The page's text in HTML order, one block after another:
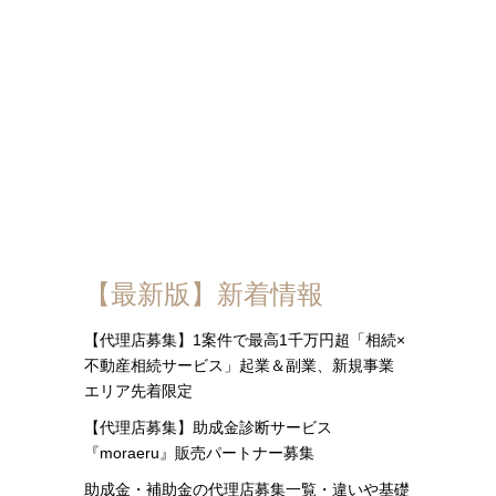
【最新版】新着情報
【代理店募集】1案件で最高1千万円超「相続×
不動産相続サービス」起業＆副業、新規事業
エリア先着限定
【代理店募集】助成金診断サービス
『moraeru』販売パートナー募集
助成金・補助金の代理店募集一覧・違いや基礎